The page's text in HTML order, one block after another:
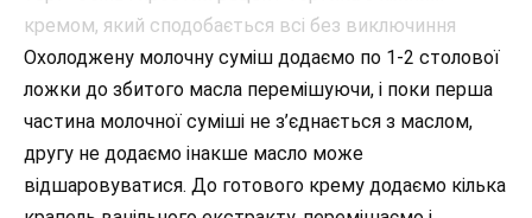
Охолоджену молочну суміш додаємо по 1-2 столової
ложки до збитого масла перемішуючи, і поки перша
частина молочної суміші не з’єднається з маслом,
другу не додаємо інакше масло може
відшаровуватися. До готового крему додаємо кілька